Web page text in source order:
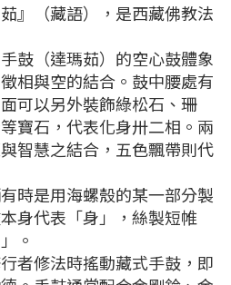
（藏語），是西藏佛教法
（達瑪茹）的空心鼓體象
相與空的結合。鼓中腰處有
可以另外裝飾綠松石、珊
寶石，代表化身卅二相。兩
智慧之結合，五色飄帶則代
是用海螺殼的某一部分製
身代表「身」，絲製短帷
。
修法時搖動藏式手鼓，即